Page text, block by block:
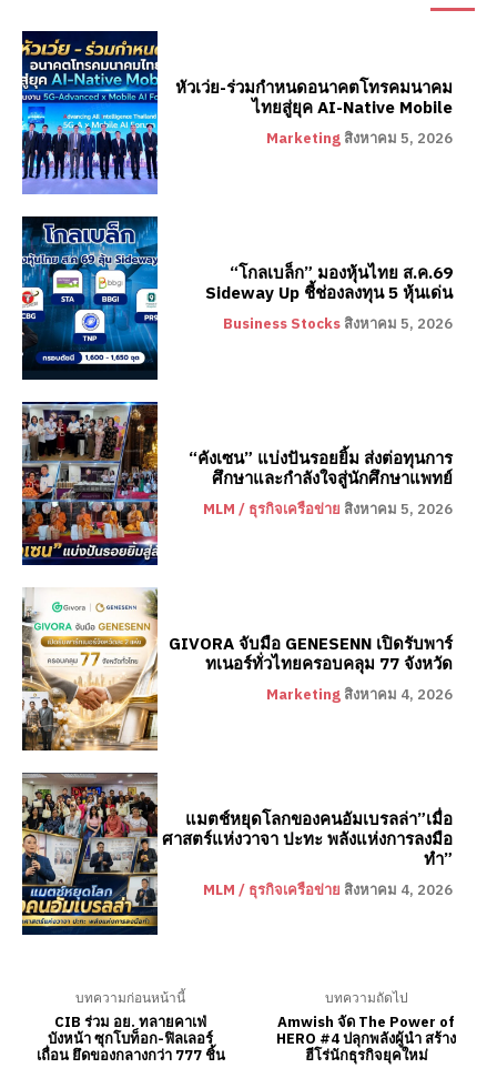
หัวเว่ย-ร่วมกำหนดอนาคตโทรคมนาคม
ไทยสู่ยุค AI-Native Mobile
Marketing สิงหาคม 5, 2026
“โกลเบล็ก” มองหุ้นไทย ส.ค.69
Sideway Up ชี้ช่องลงทุน 5 หุ้นเด่น
Business Stocks สิงหาคม 5, 2026
“คังเซน” แบ่งปันรอยยิ้ม ส่งต่อทุนการ
ศึกษาและกำลังใจสู่นักศึกษาแพทย์
MLM / ธุรกิจเครือข่าย สิงหาคม 5, 2026
GIVORA จับมือ GENESENN เปิดรับพาร์
ทเนอร์ทั่วไทยครอบคลุม 77 จังหวัด
Marketing สิงหาคม 4, 2026
แมตช์หยุดโลกของคนอัมเบรลล่า”เมื่อ
ศาสตร์แห่งวาจา ปะทะ พลังแห่งการลงมือ
ทำ”
MLM / ธุรกิจเครือข่าย สิงหาคม 4, 2026
บทความก่อนหน้านี้
CIB ร่วม อย. ทลายคาเฟ่
บังหน้า ซุกโบท็อก-ฟิลเลอร์
เถื่อน ยึดของกลางกว่า 777 ชิ้น
บทความถัดไป
Amwish จัด The Power of
HERO #4 ปลุกพลังผู้นำ สร้าง
ฮีโร่นักธุรกิจยุคใหม่